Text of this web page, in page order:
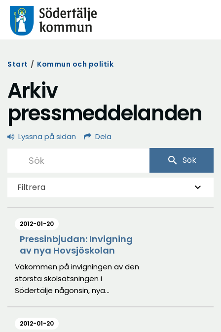
Start / Kommun och politik
Arkiv
pressmeddelanden
Lyssna på sidan Dela
search Sök
Filtrera
2012-01-20
Pressinbjudan: Invigning
av nya Hovsjöskolan
Väkommen på invigningen av den
största skolsatsningen i
Södertälje någonsin, nya
2012-01-20